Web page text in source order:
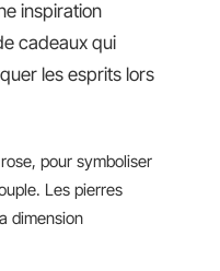
inspiration
cadeaux qui
les esprits lors
pour symboliser
Les pierres
dimension